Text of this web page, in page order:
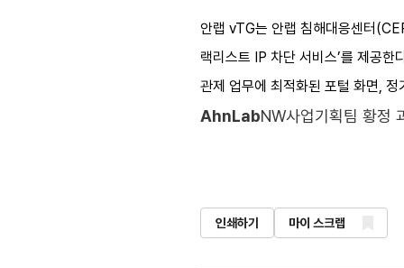
안랩 vTG는 안랩 침해대응센터
랙리스트 IP 차단 서비스’를 제공
관제 업무에 최적화된 포털 화면,
AhnLabNW사업기획팀 황정
인쇄하기 마이 스크랩